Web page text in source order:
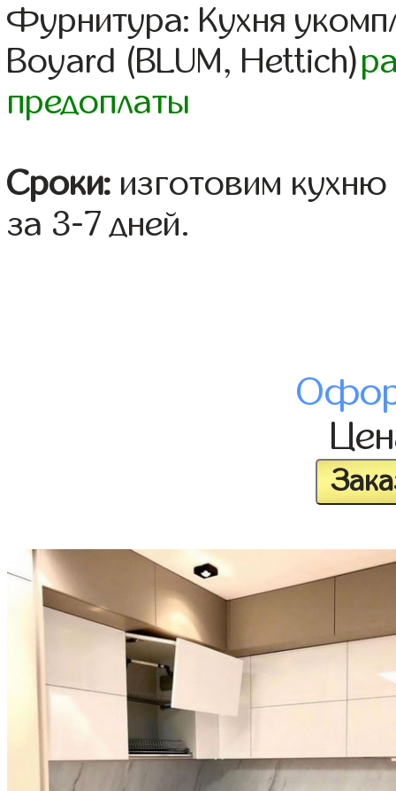
Фурнитура: Кухня
Boyard (BLUM, Hettich)
предоплаты
Сроки: изготовим
за 3-7 дней.